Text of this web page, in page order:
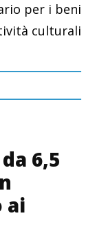
per i beni
culturali
6,5
ai